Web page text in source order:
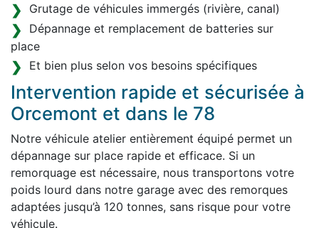
Grutage de véhicules immergés (rivière, canal)
Dépannage et remplacement de batteries sur
place
Et bien plus selon vos besoins spécifiques
Intervention rapide et sécurisée à
Orcemont et dans le 78
Notre véhicule atelier entièrement équipé permet un
dépannage sur place rapide et efficace. Si un
remorquage est nécessaire, nous transportons votre
poids lourd dans notre garage avec des remorques
adaptées jusqu’à 120 tonnes, sans risque pour votre
véhicule.